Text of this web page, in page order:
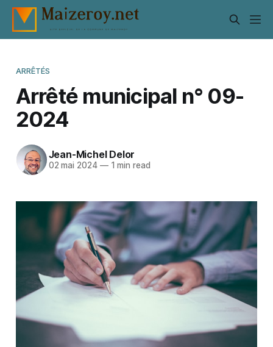
ARRÊTÉS
Arrêté municipal n° 09-
2024
Jean-Michel Delor
02 mai 2024 —1 min read